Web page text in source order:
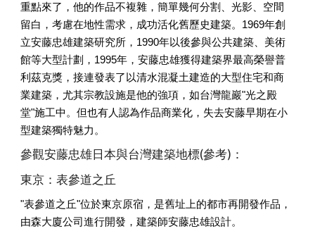
重點來了，他的作品不複雜，簡單幾何分割、光影、空間
留白，考慮在地性需求，成功活化舊歷史建築。1969年創
立安藤忠雄建築研究所，1990年以後參與公共建築、美術
館等大型計劃，1995年，安藤忠雄獲得建築界最高榮譽普
利茲克獎，接連發表了以清水混凝土建造的大型住宅和商
業建築，尤其宗教設施是他的強項，如台灣龍巖"光之殿
堂"施工中。但也有人認為作品商業化，失去安藤早期在小
型建築獨特魅力。
參觀安藤忠雄日本與台灣建築地標(參考)：
東京：表參道之丘
"表參道之丘"位於東京原宿，是舊址上的都市再開發作品，
由森大廈公司進行開發，建築師安藤忠雄設計。